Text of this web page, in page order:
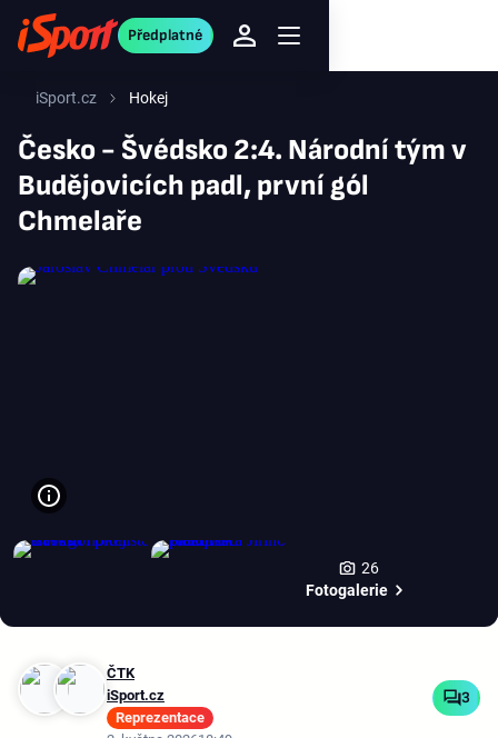
Předplatné
iSport.cz Hokej
Česko - Švédsko 2:4. Národní tým v
Budějovicích padl, první gól
Chmelaře
26
Fotogalerie
ČTK
iSport.cz
Reprezentace
3